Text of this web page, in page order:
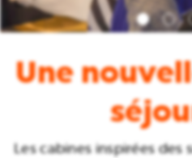
Une
Les cabines inspirées des